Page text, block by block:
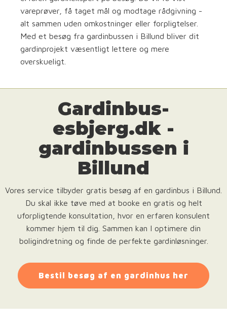
vareprøver, få taget mål og modtage rådgivning -
alt sammen uden omkostninger eller forpligtelser.
Med et besøg fra gardinbussen i Billund bliver dit
gardinprojekt væsentligt lettere og mere
overskueligt.
Gardinbus-
esbjerg.dk -
gardinbussen i
Billund
Vores service tilbyder gratis besøg af en gardinbus i Billund.
Du skal ikke tøve med at booke en gratis og helt
uforpligtende konsultation, hvor en erfaren konsulent
kommer hjem til dig. Sammen kan I optimere din
boligindretning og finde de perfekte gardinløsninger.
Bestil besøg af en gardinhus her